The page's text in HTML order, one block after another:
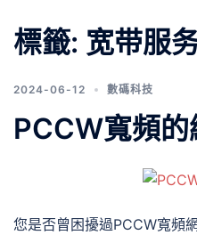
標籤: 宽带服
2024-06-12 數碼科技
PCCW寬頻
您是否曾困擾過PCCW寬頻